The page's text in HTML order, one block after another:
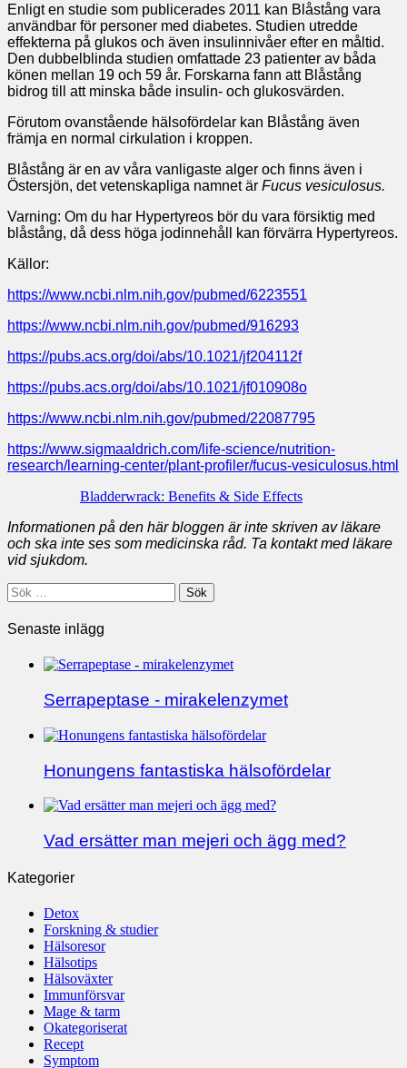
Enligt en studie som publicerades 2011 kan Blåstång vara
användbar för personer med diabetes. Studien utredde
effekterna på glukos och även insulinnivåer efter en måltid.
Den dubbelblinda studien omfattade 23 patienter av båda
könen mellan 19 och 59 år. Forskarna fann att Blåstång
bidrog till att minska både insulin- och glukosvärden.
Förutom ovanstående hälsofördelar kan Blåstång även
främja en normal cirkulation i kroppen.
Blåstång är en av våra vanligaste alger och finns även i
Östersjön, det vetenskapliga namnet är Fucus vesiculosus.
Varning: Om du har Hypertyreos bör du vara försiktig med
blåstång, då dess höga jodinnehåll kan förvärra Hypertyreos.
Källor:
https://www.ncbi.nlm.nih.gov/pubmed/6223551
https://www.ncbi.nlm.nih.gov/pubmed/916293
https://pubs.acs.org/doi/abs/10.1021/jf204112f
https://pubs.acs.org/doi/abs/10.1021/jf010908o
https://www.ncbi.nlm.nih.gov/pubmed/22087795
https://www.sigmaaldrich.com/life-science/nutrition-
research/learning-center/plant-profiler/fucus-vesiculosus.html
Bladderwrack: Benefits & Side Effects
Informationen på den här bloggen är inte skriven av läkare
och ska inte ses som medicinska råd. Ta kontakt med läkare
vid sjukdom.
Sök
efter:
Senaste inlägg
Serrapeptase - mirakelenzymet
Honungens fantastiska hälsofördelar
Vad ersätter man mejeri och ägg med?
Kategorier
Detox
Forskning & studier
Hälsoresor
Hälsotips
Hälsoväxter
Immunförsvar
Mage & tarm
Okategoriserat
Recept
Symptom